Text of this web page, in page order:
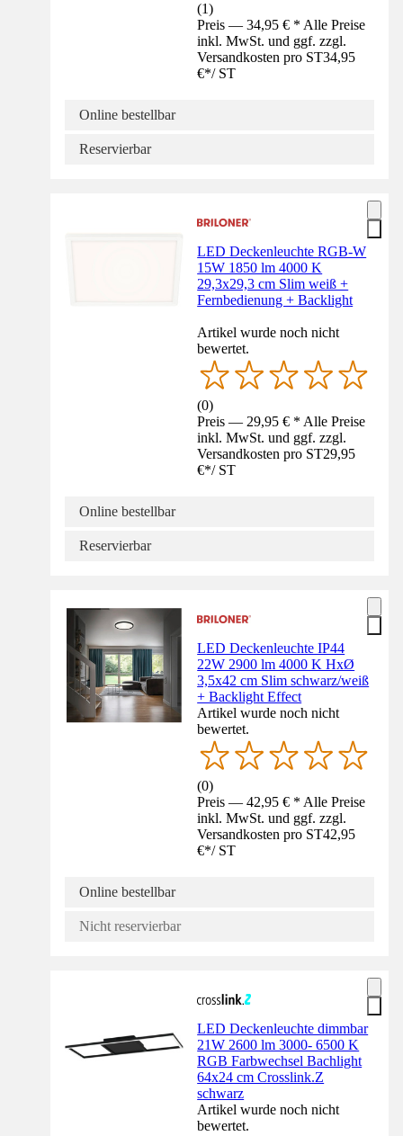
(1)
Preis — 34,95 € * Alle Preise
inkl. MwSt. und ggf. zzgl.
Versandkosten pro ST34,95
€*/ ST
Online bestellbar
Reservierbar
LED Deckenleuchte RGB-W
15W 1850 lm 4000 K
29,3x29,3 cm Slim weiß +
Fernbedienung + Backlight
Artikel wurde noch nicht
bewertet.
(0)
Preis — 29,95 € * Alle Preise
inkl. MwSt. und ggf. zzgl.
Versandkosten pro ST29,95
€*/ ST
Online bestellbar
Reservierbar
LED Deckenleuchte IP44
22W 2900 lm 4000 K HxØ
3,5x42 cm Slim schwarz/weiß
+ Backlight Effect
Artikel wurde noch nicht
bewertet.
(0)
Preis — 42,95 € * Alle Preise
inkl. MwSt. und ggf. zzgl.
Versandkosten pro ST42,95
€*/ ST
Online bestellbar
Nicht reservierbar
LED Deckenleuchte dimmbar
21W 2600 lm 3000- 6500 K
RGB Farbwechsel Bachlight
64x24 cm Crosslink.Z
schwarz
Artikel wurde noch nicht
bewertet.